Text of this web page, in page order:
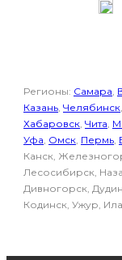
Регионы: Самара
Казань Челябинск
Хабаровск Чита
Уфа Омск Пермь
Канск,
Лесосибирск,
Дивногорск,
Кодинск, Ужур,